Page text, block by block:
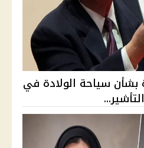
بشأن سياحة الولادة في